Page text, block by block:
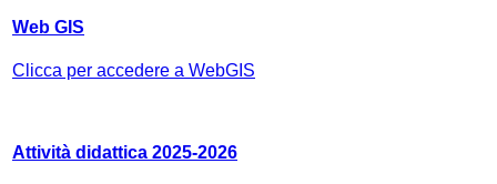
Web GIS
Clicca per accedere a WebGIS
Attività didattica 2025-2026